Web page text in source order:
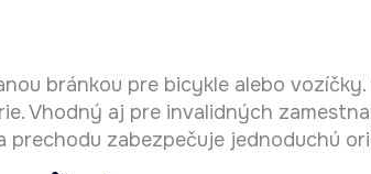
bránkou pre bicykle alebo vozíčky.
Vhodný aj pre invalidných
prechodu zabezpečuje jednoduchú